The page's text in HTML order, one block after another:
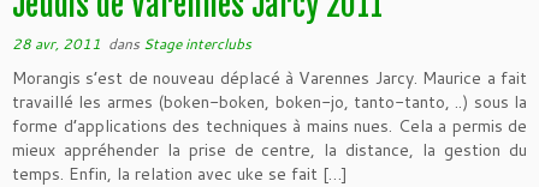
28 avr, 2011 dans Stage interclubs
Morangis s’est de nouveau déplacé à Varennes Jarcy. Maurice a fait
travaillé les armes (boken-boken, boken-jo, tanto-tanto, ..) sous la
forme d’applications des techniques à mains nues. Cela a permis de
mieux appréhender la prise de centre, la distance, la gestion du
temps. Enfin, la relation avec uke se fait […]